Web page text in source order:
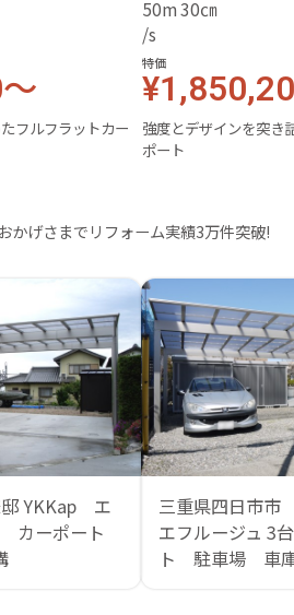
フルフラットカー
特価
強度とデザインを突き
ポート
おかげさまでリフォーム実績3万件突破!
YKKap エ
カーポート
三重県四日市
エフルージュ 3
ト 駐車場 車